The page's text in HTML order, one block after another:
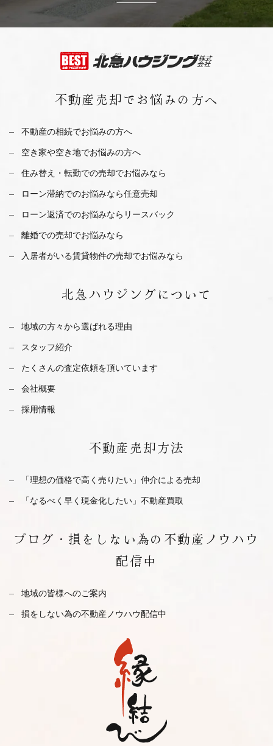
不動産売却で お悩みの方へ
不動産の相続でお悩みの方へ
空き家や空き地でお悩みの方へ
住み替え・転勤での売却でお悩みなら
ローン滞納でのお悩みなら任意売却
ローン返済でのお悩みならリースバック
離婚での売却でお悩みなら
入居者がいる賃貸物件の売却でお悩みなら
北急ハウジングについて
地域の方々から選ばれる理由
スタッフ紹介
たくさんの査定依頼を頂いています
会社概要
採用情報
不動産 売却方法
「理想の価格で高く売りたい」仲介による売却
「なるべく早く現金化したい」不動産買取
ブログ・ 損をしない為の不動産ノウハウ
配信中
地域の皆様へのご案内
損をしない為の不動産ノウハウ配信中